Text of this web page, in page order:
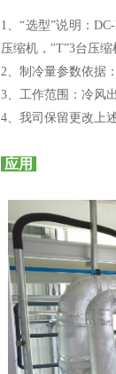
1、“选型”说明：
压缩机，"T”3台压缩
2、制冷量参数依据
3、工作范围：冷风
4、我司保留更改上
应用